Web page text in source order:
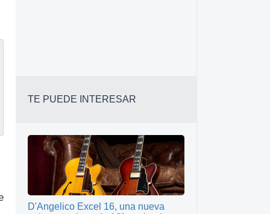
TE PUEDE INTERESAR
D'Angelico Excel 16, una nueva